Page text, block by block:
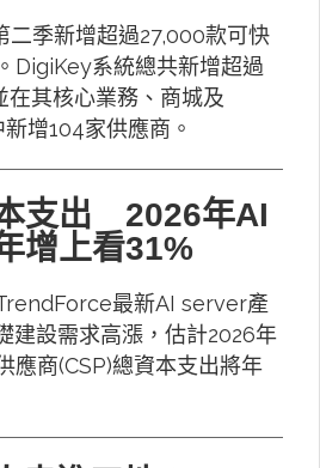
二季新增超過27,000款可快
DigiKey系統總共新增超過
其核心業務、商城及
增104家供應商。
支出 2026年AI
增上看31%
最新AI server產
建設需求高漲，估計2026年
應商(CSP)總資本支出將年